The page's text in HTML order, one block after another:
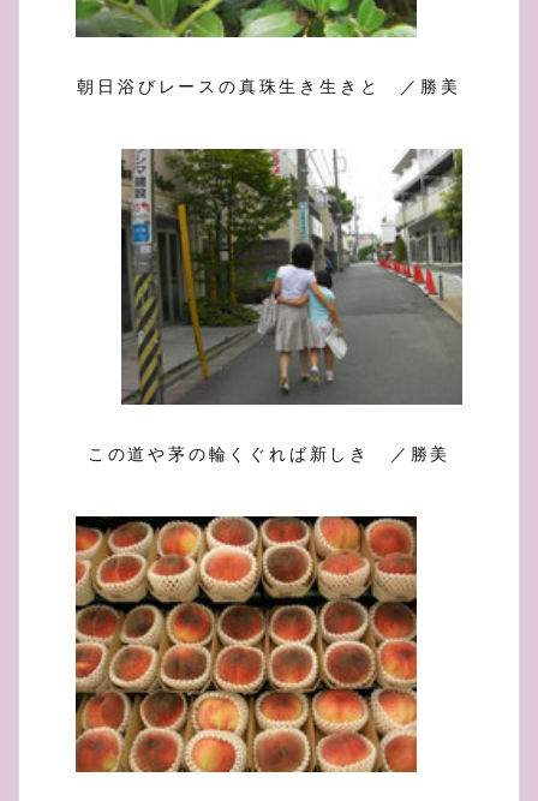
朝日浴びレースの真珠生き生きと ／勝美
この道や茅の輪くぐれば新しき ／勝美